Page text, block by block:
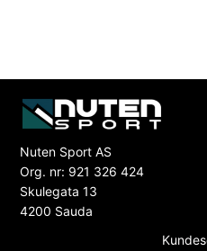
Nuten Sport AS
Org. nr: 921 326 424
Skulegata 13
4200 Sauda